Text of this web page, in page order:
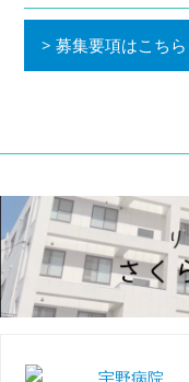
募集要項はこちら